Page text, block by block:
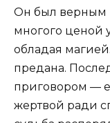
Он был верным
многого ценой
обладая
предана.
приговором —
жертвой ради